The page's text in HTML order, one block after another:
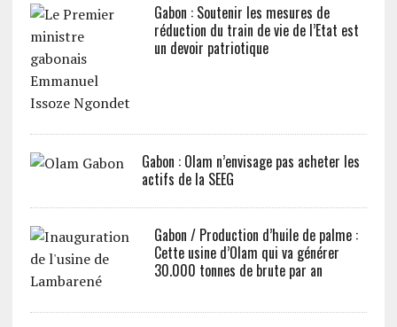
Gabon : Soutenir les mesures de
réduction du train de vie de l’Etat est
un devoir patriotique
Gabon : Olam n’envisage pas acheter les
actifs de la SEEG
Gabon / Production d’huile de palme :
Cette usine d’Olam qui va générer
30.000 tonnes de brute par an